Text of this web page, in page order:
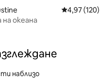
Средна
4,97 (120)
океана
наблизо